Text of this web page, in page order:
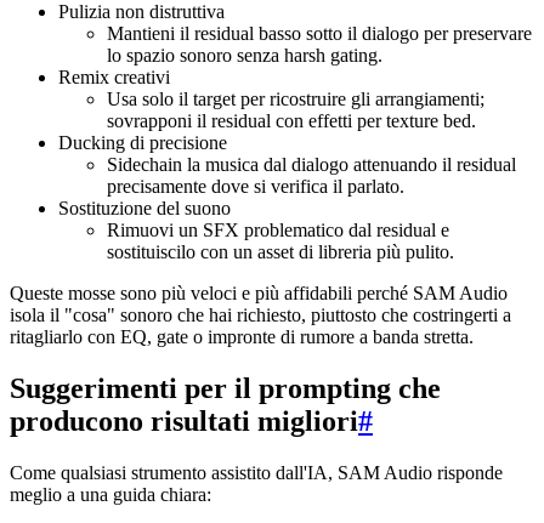
Pulizia non distruttiva
Mantieni il residual basso sotto il dialogo per preservare
lo spazio sonoro senza harsh gating.
Remix creativi
Usa solo il target per ricostruire gli arrangiamenti;
sovrapponi il residual con effetti per texture bed.
Ducking di precisione
Sidechain la musica dal dialogo attenuando il residual
precisamente dove si verifica il parlato.
Sostituzione del suono
Rimuovi un SFX problematico dal residual e
sostituiscilo con un asset di libreria più pulito.
Queste mosse sono più veloci e più affidabili perché SAM Audio
isola il "cosa" sonoro che hai richiesto, piuttosto che costringerti a
ritagliarlo con EQ, gate o impronte di rumore a banda stretta.
Suggerimenti per il prompting che
producono risultati migliori#
Come qualsiasi strumento assistito dall'IA, SAM Audio risponde
meglio a una guida chiara: